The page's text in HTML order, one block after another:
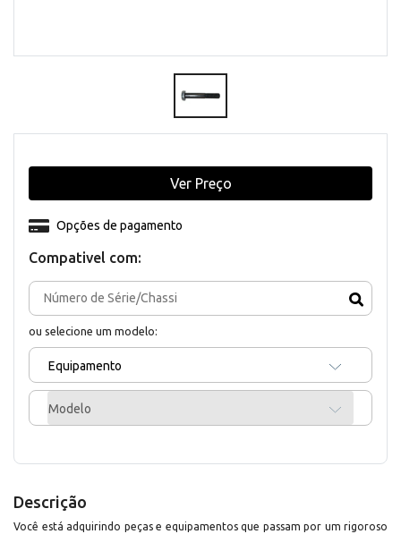
Compativel com:
ou selecione um modelo:
Equipamento
Modelo
Opções de pagamento
Ver Preço
Descrição
Você está adquirindo peças e equipamentos que passam por um rigoroso